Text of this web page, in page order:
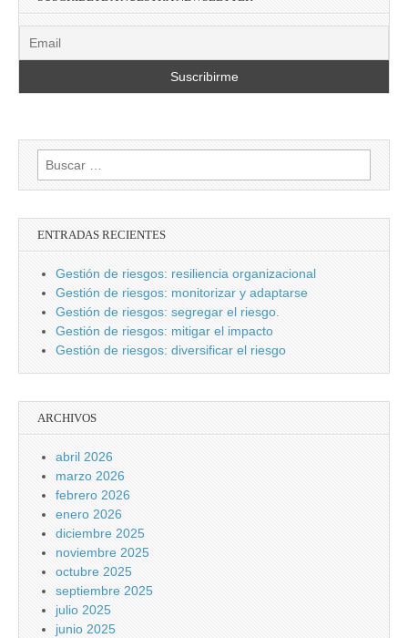
Buscar:
ENTRADAS RECIENTES
Gestión de riesgos: resiliencia organizacional
Gestión de riesgos: monitorizar y adaptarse
Gestión de riesgos: segregar el riesgo.
Gestión de riesgos: mitigar el impacto
Gestión de riesgos: diversificar el riesgo
ARCHIVOS
abril 2026
marzo 2026
febrero 2026
enero 2026
diciembre 2025
noviembre 2025
octubre 2025
septiembre 2025
julio 2025
junio 2025